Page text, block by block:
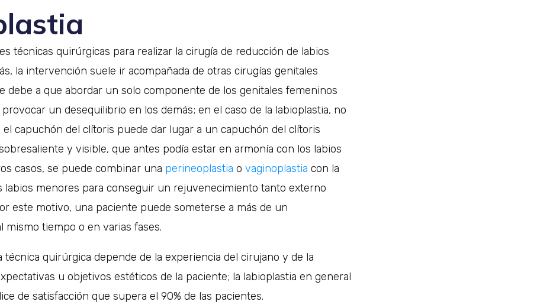
técnicas quirúrgicas para realizar la cirugía de reducción de labios
la intervención suele ir acompañada de otras cirugías genitales
debe a que abordar un solo componente de los genitales femeninos
un desequilibrio en los demás; en el caso de la labioplastia, no
capuchón del clítoris puede dar lugar a un capuchón del clítoris
y visible, que antes podía estar en armonía con los labios
casos, se puede combinar una perineoplastia o vaginoplastia con la
labios menores para conseguir un rejuvenecimiento tanto externo
este motivo, una paciente puede someterse a más de un
mismo tiempo o en varias fases.
técnica quirúrgica depende de la experiencia del cirujano y de la
u objetivos estéticos de la paciente; la labioplastia en general
de satisfacción que supera el 90% de las pacientes.